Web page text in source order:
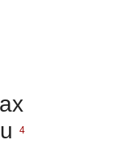
4